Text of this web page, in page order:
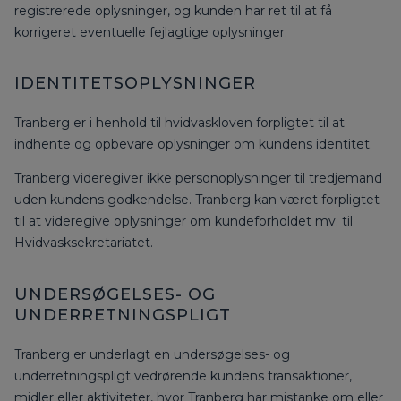
registrerede oplysninger, og kunden har ret til at få
korrigeret eventuelle fejlagtige oplysninger.
IDENTITETSOPLYSNINGER
Tranberg er i henhold til hvidvaskloven forpligtet til at
indhente og opbevare oplysninger om kundens identitet.
Tranberg videregiver ikke personoplysninger til tredjemand
uden kundens godkendelse. Tranberg kan været forpligtet
til at videregive oplysninger om kundeforholdet mv. til
Hvidvasksekretariatet.
UNDERSØGELSES- OG
UNDERRETNINGSPLIGT
Tranberg er underlagt en undersøgelses- og
underretningspligt vedrørende kundens transaktioner,
midler eller aktiviteter, hvor Tranberg har mistanke om eller